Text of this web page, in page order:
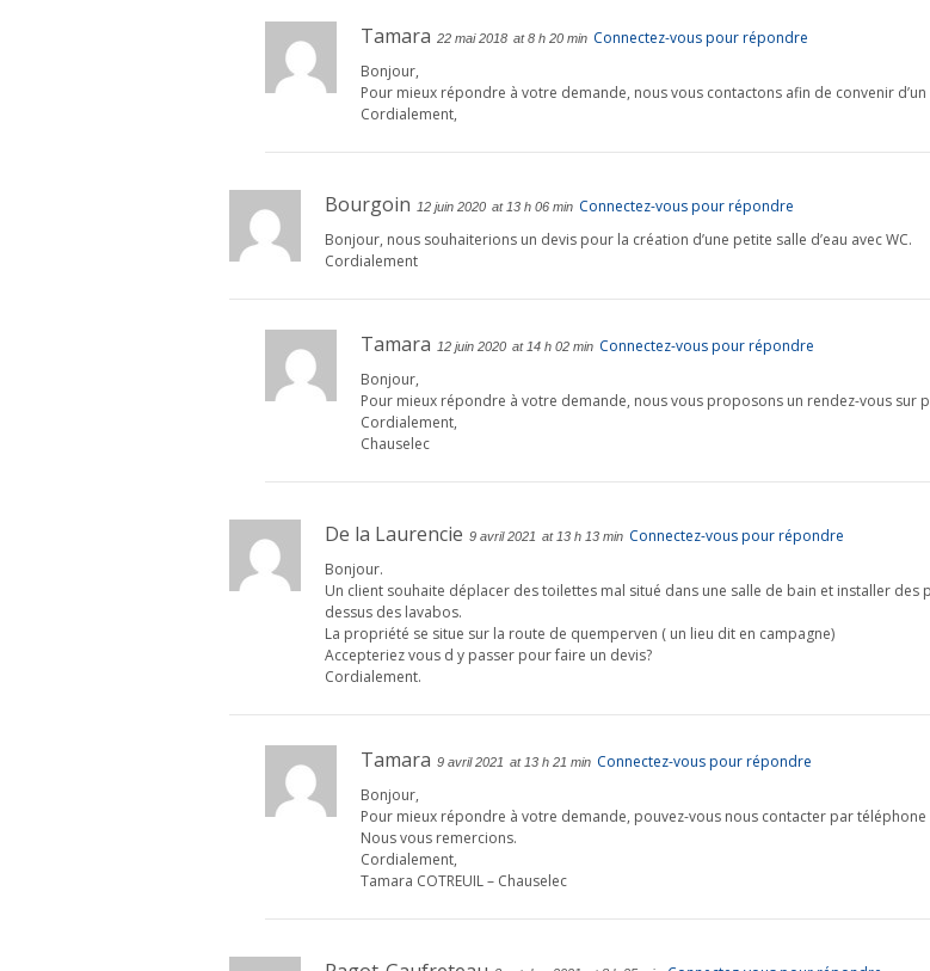
Tamara 22 mai 2018 at 8 h 20 min Connectez-vous pour répondre
Bonjour,
Pour mieux répondre à votre demande, nous vous contactons afin de convenir
Cordialement,
Bourgoin 12 juin 2020 at 13 h 06 min Connectez-vous pour répondre
Bonjour, nous souhaiterions un devis pour la création d’une petite salle d’eau avec WC.
Cordialement
Tamara 12 juin 2020 at 14 h 02 min Connectez-vous pour répondre
Bonjour,
Pour mieux répondre à votre demande, nous vous proposons un rendez-vous sur
Cordialement,
Chauselec
De la Laurencie 9 avril 2021 at 13 h 13 min Connectez-vous pour répondre
Bonjour.
Un client souhaite déplacer des toilettes mal situé dans une salle de bain et installer des
dessus des lavabos.
La propriété se situe sur la route de quemperven ( un lieu dit en campagne)
Accepteriez vous d y passer pour faire un devis?
Cordialement.
Tamara 9 avril 2021 at 13 h 21 min Connectez-vous pour répondre
Bonjour,
Pour mieux répondre à votre demande, pouvez-vous nous contacter par téléphone
Nous vous remercions.
Cordialement,
Tamara COTREUIL – Chauselec